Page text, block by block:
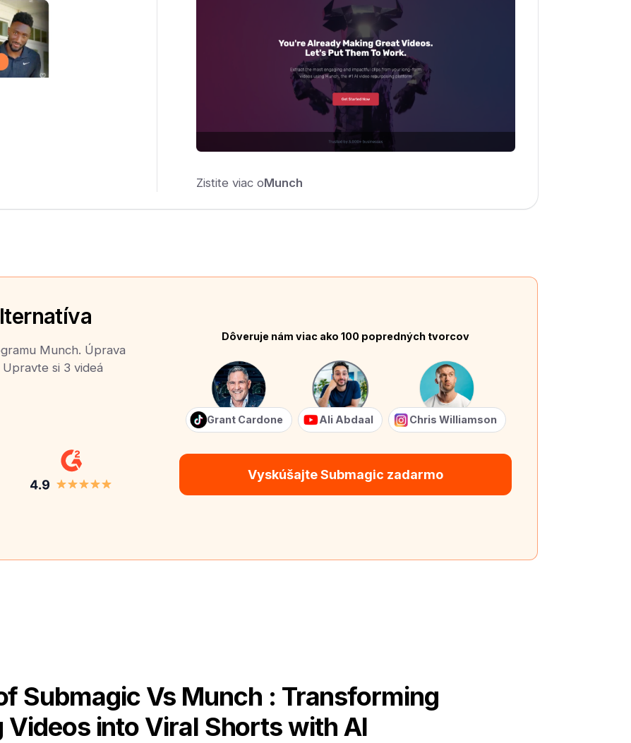
Zistite viac oMunch
Munch. Úprava
si 3 videá
Dôveruje nám viac ako 100 popredných tvorcov
Grant Cardone Ali Abdaal Chris Williamson
Vyskúšajte Submagic zadarmo
Submagic Vs Munch : Transforming
Videos into Viral Shorts with AI